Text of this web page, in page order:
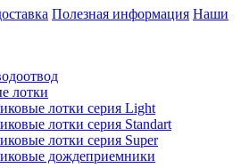
Полезная информация Наши
лотки
лотки серия Light
лотки серия Standart
лотки серия Super
дождеприемники